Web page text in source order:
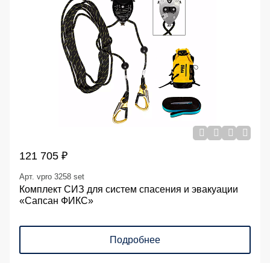
121 705 ₽
Арт. vpro 3258 set
Комплект СИЗ для систем спасения и эвакуации
«Сапсан ФИКС»
Подробнее